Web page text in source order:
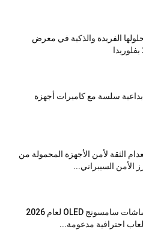
الفريدة والذكية في معرض
سلسة مع كاميرات أجهزة
الثقة لأمن الأجهزة المحمولة من
الأمن السيبراني...
تلفزيونات وشاشات سامسونج OLED لعام 2026
احترافية مدعومة...